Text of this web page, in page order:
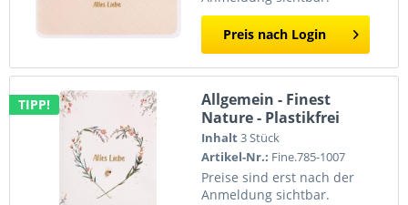
Preis nach Login
TIPP!
Allgemein - Finest
Nature - Plastikfrei
Inhalt3 Stück
Artikel-Nr.: Fine.785-1007
Preise sind erst nach der
Anmeldung sichtbar.